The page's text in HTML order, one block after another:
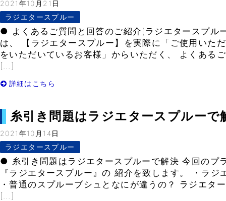
2021年10月21日
ラジエタースプルー
● よくあるご質問と回答のご紹介(ラジエタースプル
は、 【ラジエタースプルー】を実際に「ご使用いた
をいただいているお客様」からいただく、 よくある
[…]
詳細はこちら
糸引き問題はラジエタースプルーで
2021年10月14日
ラジエタースプルー
● 糸引き問題はラジエタースプルーで解決 今回のプ
『ラジエタースプルー』の 紹介を致します。 ・ラジ
・普通のスプルーブシュとなにが違うの？ ラジエタ
[…]